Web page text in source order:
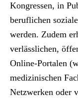
Kongressen, in
beruflichen
werden. Zudem
verlässlichen,
Online-Portalen
medizinischen
Netzwerken oder